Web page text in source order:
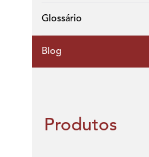
Glossário
Blog
Produtos